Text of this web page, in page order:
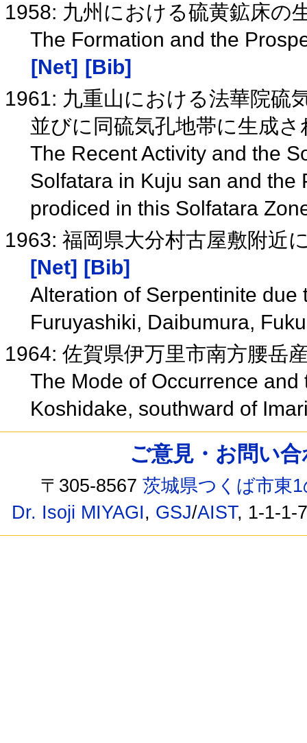
1958: 九州における硫黄鉱床の
The Formation and the
[Net] [Bib]
1961: 九重山における法華院硫
並びに同硫気孔地帯に生成
The Recent Activity and the
Solfatara in Kuju san and the
prodiced in this Solfatara
1963: 福岡県大分村古屋敷附近
[Net] [Bib]
Alteration of Serpentinite due
Furuyashiki, Daibumura,
1964: 佐賀県伊万里市南方腰岳
The Mode of Occurrence
Koshidake, southward of
ご意見・お問い
〒305-8567茨城県つくば市東
Dr. Isoji MIYAGI, GSJ/AIST, 1-1-1-